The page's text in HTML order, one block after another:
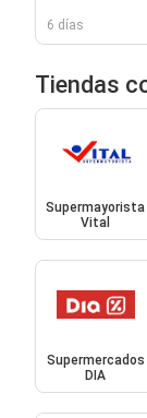
6 días
Tiendas
Supermayorista
Vital
Supermercados
DIA